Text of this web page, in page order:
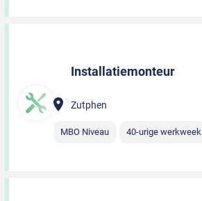
Installatiemonteur
Zutphen
MBO Niveau 40-urige werkweek